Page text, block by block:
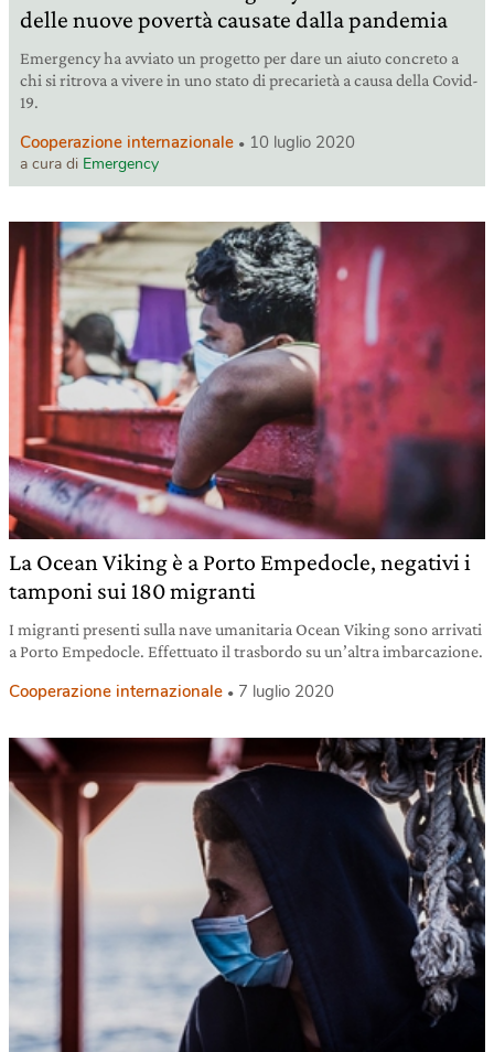
delle nuove povertà causate dalla pandemia
Emergency ha avviato un progetto per dare un aiuto concreto a
chi si ritrova a vivere in uno stato di precarietà a causa della Covid-
19.
Cooperazione internazionale 10 luglio 2020
a cura di Emergency
La Ocean Viking è a Porto Empedocle, negativi i
tamponi sui 180 migranti
I migranti presenti sulla nave umanitaria Ocean Viking sono arrivati
a Porto Empedocle. Effettuato il trasbordo su un’altra imbarcazione.
Cooperazione internazionale 7 luglio 2020